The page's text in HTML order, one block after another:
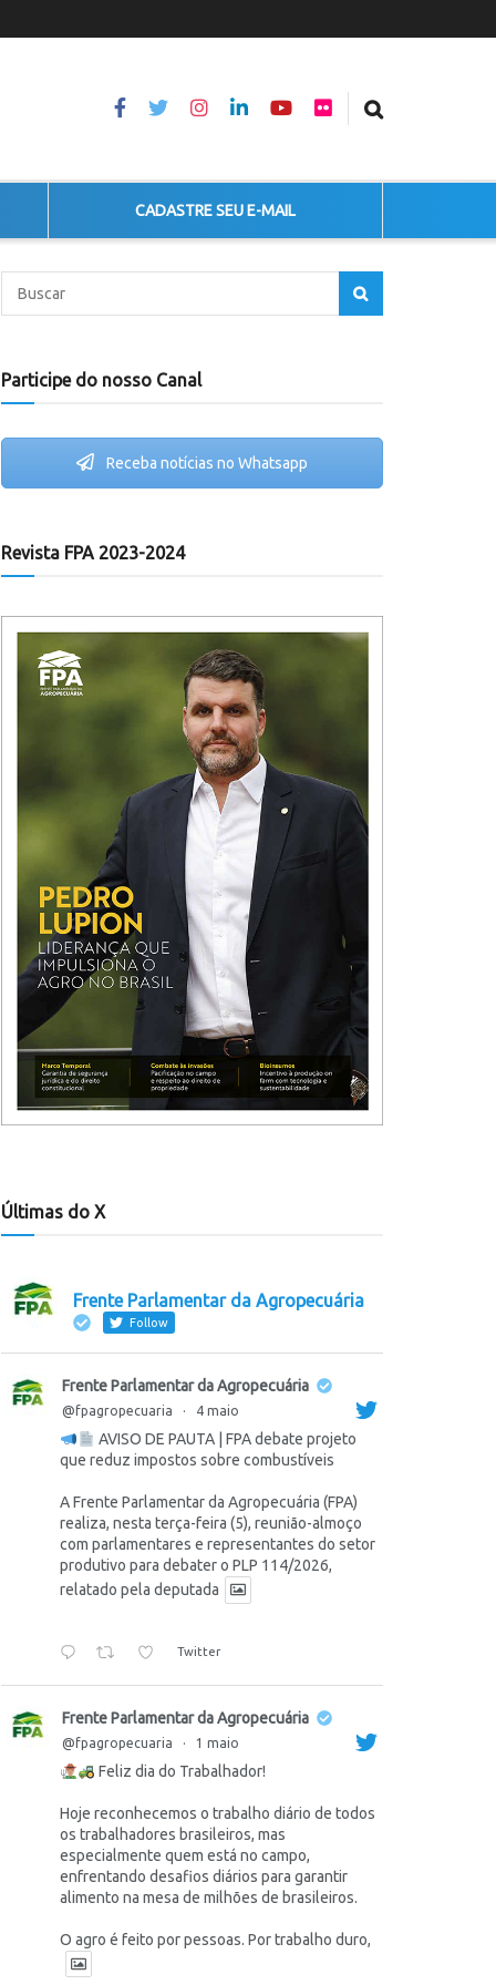
CADASTRE SEU E-MAIL
Participe do nosso Canal
Receba notícias no Whatsapp
Revista FPA 2023-2024
Últimas do X
Frente Parlamentar da Agropecuária
Follow
Frente Parlamentar da Agropecuária
@fpagropecuaria · 4 maio
AVISO DE PAUTA | FPA debate projeto
que reduz impostos sobre combustíveis
A Frente Parlamentar da Agropecuária (FPA)
realiza, nesta terça-feira (5), reunião-almoço
com parlamentares e representantes do setor
produtivo para debater o PLP 114/2026,
relatado pela deputada
Twitter
Frente Parlamentar da Agropecuária
@fpagropecuaria · 1 maio
Feliz dia do Trabalhador!
Hoje reconhecemos o trabalho diário de todos
os trabalhadores brasileiros, mas
especialmente quem está no campo,
enfrentando desafios diários para garantir
alimento na mesa de milhões de brasileiros.
O agro é feito por pessoas. Por trabalho duro,